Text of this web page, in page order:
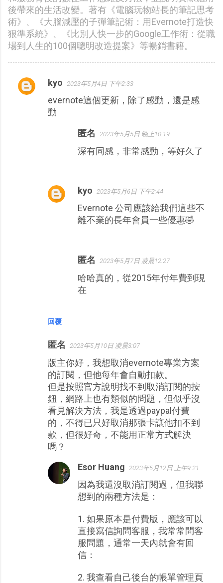
後帶來的生活改變。著有《電腦玩物站長的筆記思考
術》、《大腦減壓的子彈筆記術：用Evernote打造快
狠準系統》、《比別人快一步的Google工作術：從職
場到人生的100個聰明改造提案》等暢銷書籍。
留
kyo 2023年5月4日 下午2:33
evernote這個更新，除了感動，還是感
動
回覆
匿名 2023年5月5日 晚上10:19
深有同感，非常感動，等好久了
kyo 2023年5月6日 下午2:44
Evernote 公司應該給我們這些不
離不棄的長年會員一些優惠🤣
匿名 2023年5月7日 凌晨12:27
哈哈真的，從2015年付年費到現
在
匿名 2023年5月10日 凌晨3:07
版主你好，我想取消evernote專業方案
的訂閱，但他每年會自動扣款。
但是按照官方說明找不到取消訂閱的按
鈕，網路上也有類似的問題，但似乎沒
看見解決方法，我是透過paypal付費
的，不得已只好取消那張卡讓他扣不到
款，但很好奇，不能用正常方式解決
嗎？
Esor Huang 2023年5月12日 上午9:21
因為我還沒取消訂閱過，但我聯
想到的兩種方法是：
1. 如果原本是付費版，應該可以
直接寫信詢問客服，我常常問客
服問題，通常一天內就會有回
信：
2. 我查看自己後台的帳單管理頁